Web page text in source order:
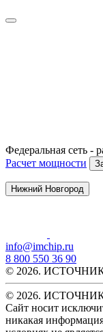
Федеральная сеть -
Расчет мощности
Нижний Новгород
info@imchip.ru
8 800 550 36 90
© 2026.
© 2026.
Сайт носит
никакая